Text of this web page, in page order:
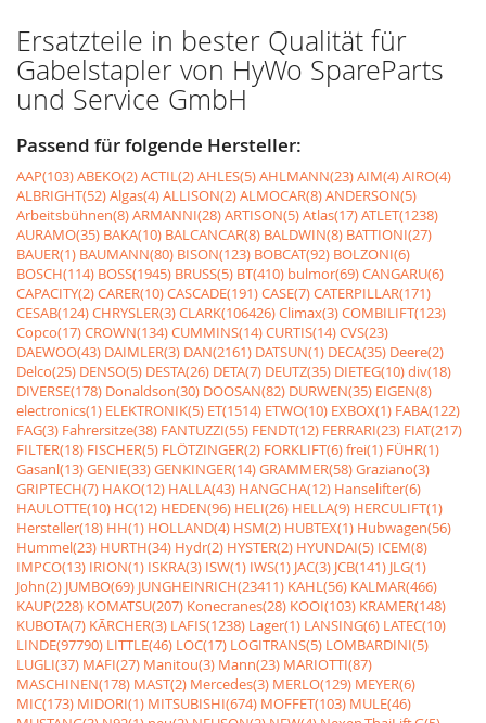
Ersatzteile in bester Qualität für
Gabelstapler von HyWo SpareParts
und Service GmbH
Passend für folgende Hersteller:
AAP(103)ABEKO(2)ACTIL(2)AHLES(5)AHLMANN(23)AIM(4)AIRO(4)
ALBRIGHT(52)Algas(4)ALLISON(2)ALMOCAR(8)ANDERSON(5)
Arbeitsbühnen(8)ARMANNI(28)ARTISON(5)Atlas(17)ATLET(1238)
AURAMO(35) BAKA(10) BALCANCAR(8) BALDWIN(8) BATTIONI(27)
BAUER(1) BAUMANN(80) BISON(123) BOBCAT(92) BOLZONI(6)
BOSCH(114) BOSS(1945) BRUSS(5) BT(410) bulmor(69)CANGARU(6)
CAPACITY(2)CARER(10)CASCADE(191)CASE(7)CATERPILLAR(171)
CESAB(124)CHRYSLER(3)CLARK(106426)Climax(3)COMBILIFT(123)
Copco(17)CROWN(134)CUMMINS(14)CURTIS(14)CVS(23)
DAEWOO(43) DAIMLER(3) DAN(2161) DATSUN(1) DECA(35) Deere(2)
Delco(25) DENSO(5) DESTA(26) DETA(7) DEUTZ(35) DIETEG(10)div(18)
DIVERSE(178) Donaldson(30) DOOSAN(82) DURWEN(35) EIGEN(8)
electronics(1) ELEKTRONIK(5) ET(1514) ETWO(10) EXBOX(1) FABA(122)
FAG(3) Fahrersitze(38) FANTUZZI(55) FENDT(12) FERRARI(23) FIAT(217)
FILTER(18) FISCHER(5) FLÖTZINGER(2) FORKLIFT(6)frei(1) FÜHR(1)
Gasanl(13)GENIE(33)GENKINGER(14)GRAMMER(58)Graziano(3)
GRIPTECH(7) HAKO(12) HALLA(43) HANGCHA(12) Hanselifter(6)
HAULOTTE(10) HC(12) HEDEN(96) HELI(26) HELLA(9) HERCULIFT(1)
Hersteller(18) HH(1) HOLLAND(4) HSM(2) HUBTEX(1) Hubwagen(56)
Hummel(23) HURTH(34) Hydr(2) HYSTER(2) HYUNDAI(5) ICEM(8)
IMPCO(13) IRION(1) ISKRA(3) ISW(1) IWS(1) JAC(3) JCB(141) JLG(1)
John(2) JUMBO(69) JUNGHEINRICH(23411) KAHL(56) KALMAR(466)
KAUP(228) KOMATSU(207) Konecranes(28) KOOI(103) KRAMER(148)
KUBOTA(7) KÃRCHER(3) LAFIS(1238) Lager(1) LANSING(6) LATEC(10)
LINDE(97790) LITTLE(46) LOC(17) LOGITRANS(5) LOMBARDINI(5)
LUGLI(37) MAFI(27) Manitou(3) Mann(23) MARIOTTI(87)
MASCHINEN(178) MAST(2) Mercedes(3) MERLO(129) MEYER(6)
MIC(173) MIDORI(1) MITSUBISHI(674) MOFFET(103) MULE(46)